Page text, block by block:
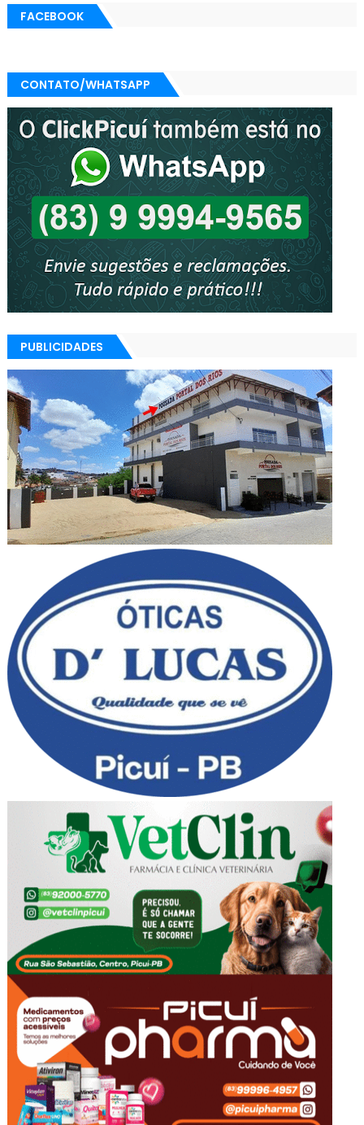
FACEBOOK
CONTATO/WHATSAPP
PUBLICIDADES